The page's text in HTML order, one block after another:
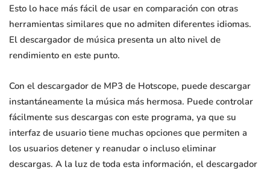
Esto lo hace más fácil de usar en comparación con otras
herramientas similares que no admiten diferentes idiomas.
El descargador de música presenta un alto nivel de
rendimiento en este punto.
Con el descargador de MP3 de Hotscope, puede descargar
instantáneamente la música más hermosa. Puede controlar
fácilmente sus descargas con este programa, ya que su
interfaz de usuario tiene muchas opciones que permiten a
los usuarios detener y reanudar o incluso eliminar
descargas. A la luz de toda esta información, el descargador